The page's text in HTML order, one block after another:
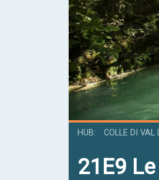
HUB COLLE DI VAL
21E9